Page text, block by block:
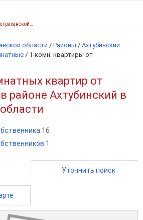
области / Районы / Ахтубинский
/ 1-комн. квартиры от
квартир от
районе Ахтубинский в
16
1
Уточнить поиск